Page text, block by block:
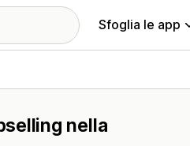
Sfoglia le app
nella